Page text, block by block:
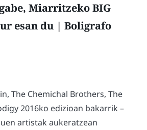
Miarritzeko BIG
esan du | Boligrafo
The Chemichal Brothers, The
2016ko edizioan bakarrik –
artistak aukeratzean